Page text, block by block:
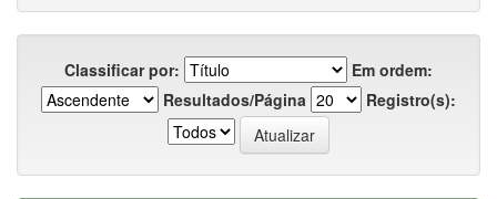
Classificar por:
Em ordem:
Resultados/Página
Registro(s):